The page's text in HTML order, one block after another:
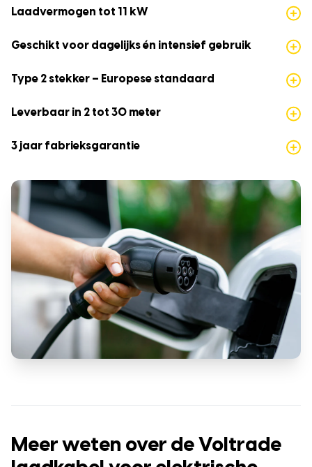
Laadvermogen tot 11 kW
Geschikt voor dagelijks én intensief gebruik
Type 2 stekker – Europese standaard
Leverbaar in 2 tot 30 meter
3 jaar fabrieksgarantie
Meer weten over de Voltrade